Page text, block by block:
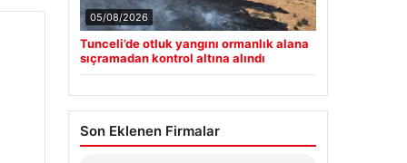
05/08/2026
Tunceli’de otluk yangını ormanlık alana
sıçramadan kontrol altına alındı
Son Eklenen Firmalar